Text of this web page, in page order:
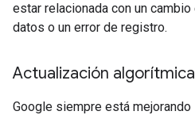
estar relacionada con un
datos o un error de registro.
Actualización algorítmica
Google siempre está